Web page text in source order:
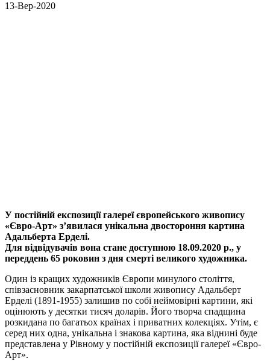
13-Вер-2020
У постійній експозиції галереї європейського живопису
«Євро-Арт» з’явилася унікальна двостороння картина
Адальберта Ерделі.
Для відвідувачів вона стане доступною 18.09.2020 р., у
переддень 65 роковин з дня смерті великого художника.
Один із кращих художників Європи минулого століття,
співзасновник закарпатської школи живопису Адальберт
Ерделі (1891-1955) залишив по собі неймовірні картини, які
оцінюють у десятки тисяч доларів. Його творча спадщина
розкидана по багатьох країнах і приватних колекціях. Утім, є
серед них одна, унікальна і знакова картина, яка віднині буде
представлена у Рівному у постійній експозиції галереї «Євро-
Арт».